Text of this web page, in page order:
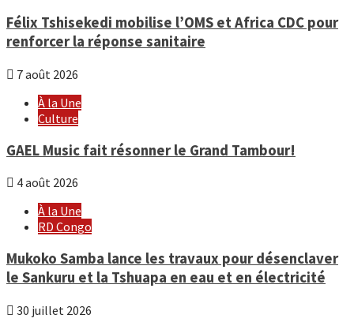
Félix Tshisekedi mobilise l’OMS et Africa CDC pour
renforcer la réponse sanitaire
7 août 2026
À la Une
Culture
GAEL Music fait résonner le Grand Tambour!
4 août 2026
À la Une
RD Congo
Mukoko Samba lance les travaux pour désenclaver
le Sankuru et la Tshuapa en eau et en électricité
30 juillet 2026